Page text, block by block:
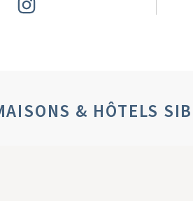
& HÔTELS